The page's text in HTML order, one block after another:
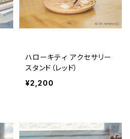
ハローキティ アクセサリー
スタンド（レッド）
¥2,200